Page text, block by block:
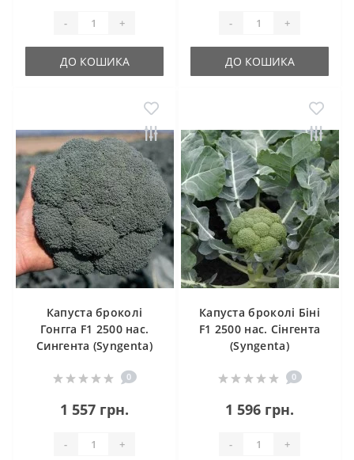
- +
ДО КОШИКА
- +
ДО КОШИКА
Капуста броколі
Гонгга F1 2500 нас.
Сингента (Syngenta)
0
1 557 грн.
- +
Капуста броколі Біні
F1 2500 нас. Сінгента
(Syngenta)
0
1 596 грн.
- +